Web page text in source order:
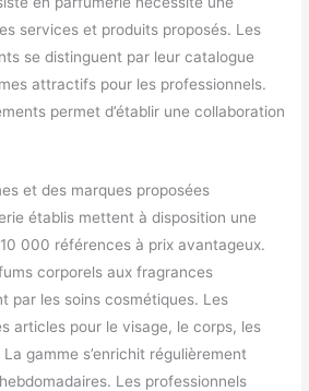
services et produits proposés. Les
se distinguent par leur catalogue
attractifs pour les professionnels.
permet d’établir une collaboration
et des marques proposées
établis mettent à disposition une
000 références à prix avantageux.
corporels aux fragrances
par les soins cosmétiques. Les
articles pour le visage, le corps, les
gamme s’enrichit régulièrement
Les professionnels